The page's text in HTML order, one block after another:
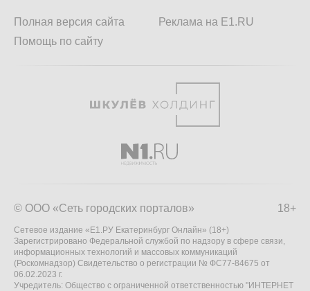
Полная версия сайта
Помощь по сайту
Реклама на E1.RU
18+
© ООО «Сеть городских порталов»
Сетевое издание «Е1.РУ Екатеринбург Онлайн» (18+)
Зарегистрировано Федеральной службой по надзору в сфере связи,
информационных технологий и массовых коммуникаций
(Роскомнадзор) Свидетельство о регистрации № ФС77-84675 от
06.02.2023 г.
Учредитель: Общество с ограниченной ответственностью "ИНТЕРНЕТ